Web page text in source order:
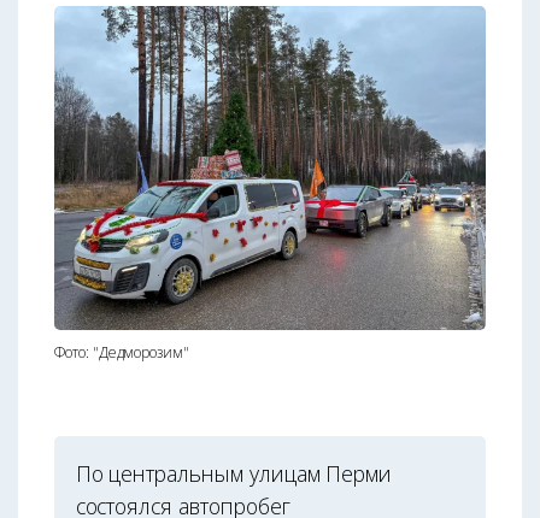
Фото: "Дедморозим"
По центральным улицам Перми
состоялся автопробег